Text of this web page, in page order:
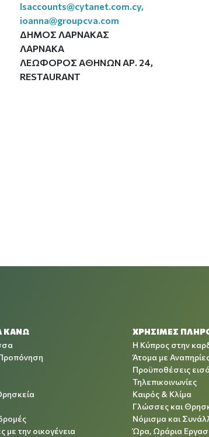
lsaccounts@cytanet.com.cy,
ioanna@groupcva.com
ΔΗΜΟΣ ΛΑΡΝΑΚΑΣ
ΛΑΡΝΑΚΑ
ΛΕΩΦΟΡΟΣ ΑΘΗΝΩΝ ΑΡ. 24,
RESTAURANT
ΚΑΝΩ
με την οικογένεια
ΧΡΉΣΙΜΕΣ
Η Κύπρος στην
Άτομα με
Προϋποθέσεις
Τηλεπικοινωνίες
Καιρός & Κλίμα
Γλώσσες και
Νόμισμα και
Ώρα, Ωράρια